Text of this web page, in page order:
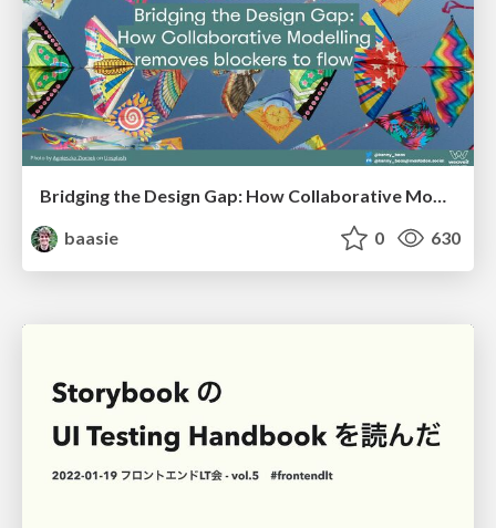
Bridging the Design Gap: How Collaborative Modelling removes blockers to flow between stakeholders and teams @FastFlow conf
baasie
0 630